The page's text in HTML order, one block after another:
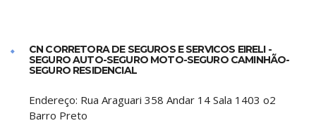
CN CORRETORA DE SEGUROS E SERVICOS EIRELI -
SEGURO AUTO-SEGURO MOTO-SEGURO CAMINHÃO-
SEGURO RESIDENCIAL
Endereço: Rua Araguari 358 Andar 14 Sala 1403 o2
Barro Preto